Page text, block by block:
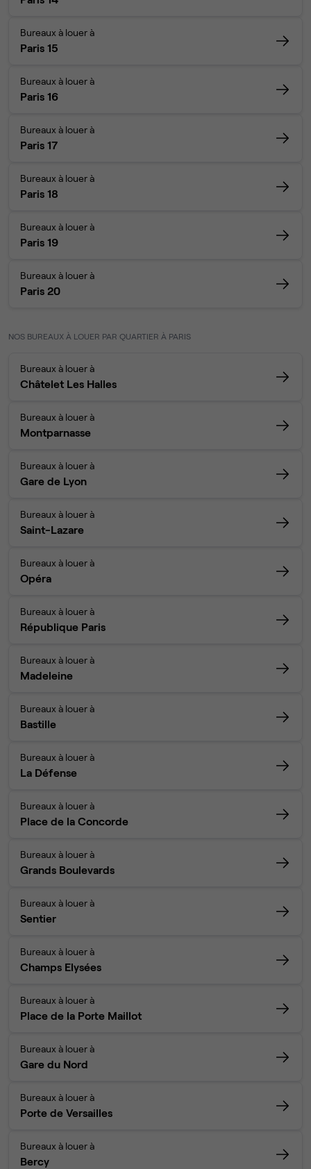
Bureaux à louer à
Paris 15
Bureaux à louer à
Paris 16
Bureaux à louer à
Paris 17
Bureaux à louer à
Paris 18
Bureaux à louer à
Paris 19
Bureaux à louer à
Paris 20
NOS BUREAUX À LOUER PAR QUARTIER À PARIS
Bureaux à louer à
Châtelet Les Halles
Bureaux à louer à
Montparnasse
Bureaux à louer à
Gare de Lyon
Bureaux à louer à
Saint-Lazare
Bureaux à louer à
Opéra
Bureaux à louer à
République Paris
Bureaux à louer à
Madeleine
Bureaux à louer à
Bastille
Bureaux à louer à
La Défense
Bureaux à louer à
Place de la Concorde
Bureaux à louer à
Grands Boulevards
Bureaux à louer à
Sentier
Bureaux à louer à
Champs Elysées
Bureaux à louer à
Place de la Porte Maillot
Bureaux à louer à
Gare du Nord
Bureaux à louer à
Porte de Versailles
Bureaux à louer à
Bercy